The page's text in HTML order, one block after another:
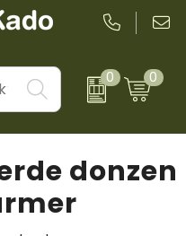
0 0
donzen